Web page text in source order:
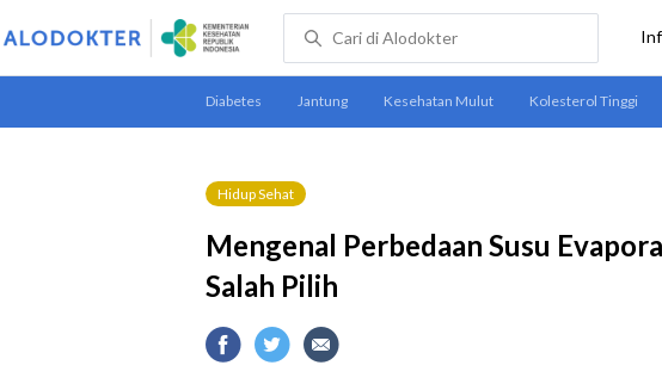
Hidup Sehat
Mengenal Perbedaan Susu
Salah Pilih